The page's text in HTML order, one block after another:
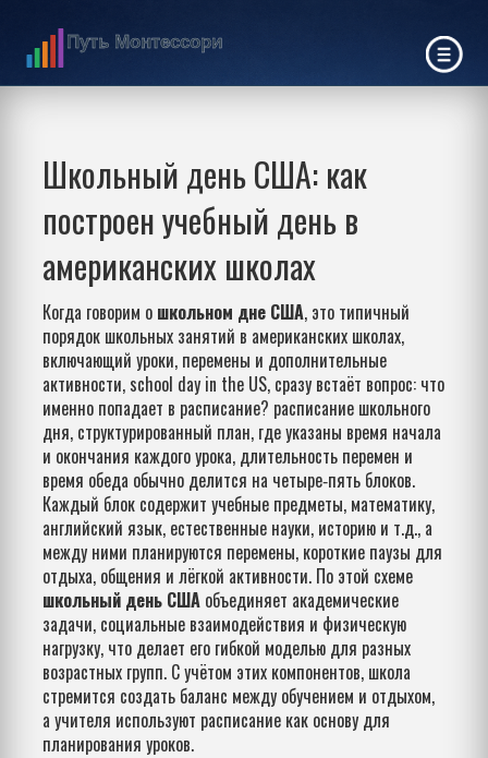
Школьный день США: как
построен учебный день в
американских школах
Когда говорим о школьном дне США, это типичный
порядок школьных занятий в американских школах,
включающий уроки, перемены и дополнительные
активности, school day in the US, сразу встаёт вопрос: что
именно попадает в расписание? расписание школьного
дня, структурированный план, где указаны время начала
и окончания каждого урока, длительность перемен и
время обеда обычно делится на четыре‑пять блоков.
Каждый блок содержит учебные предметы, математику,
английский язык, естественные науки, историю и т.д., а
между ними планируются перемены, короткие паузы для
отдыха, общения и лёгкой активности. По этой схеме
школьный день США объединяет академические
задачи, социальные взаимодействия и физическую
нагрузку, что делает его гибкой моделью для разных
возрастных групп. С учётом этих компонентов, школа
стремится создать баланс между обучением и отдыхом,
а учителя используют расписание как основу для
планирования уроков.